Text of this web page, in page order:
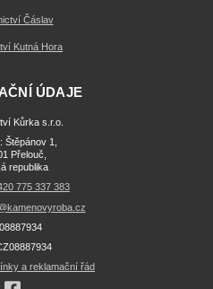
Čáslav
Kutná Hora
ÚDAJE
Kůrka s.r.o.
Štěpánov 1,
Přelouč,
republika
775 337 383
a reklamační řád